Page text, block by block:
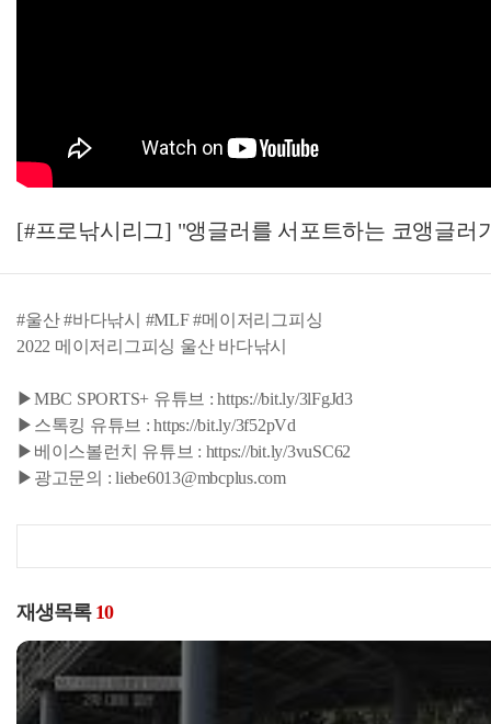
[#프로낚시리그] "앵글러를 서포트하는 코앵글러
#울산 #바다낚시 #MLF #메이저리그피싱
2022 메이저리그피싱 울산 바다낚시
▶MBC SPORTS+ 유튜브 : https://bit.ly/3lFgJd3
▶스톡킹 유튜브 : https://bit.ly/3f52pVd
▶베이스볼런치 유튜브 : https://bit.ly/3vuSC62
▶광고문의 : liebe6013@mbcplus.com
재생목록 10